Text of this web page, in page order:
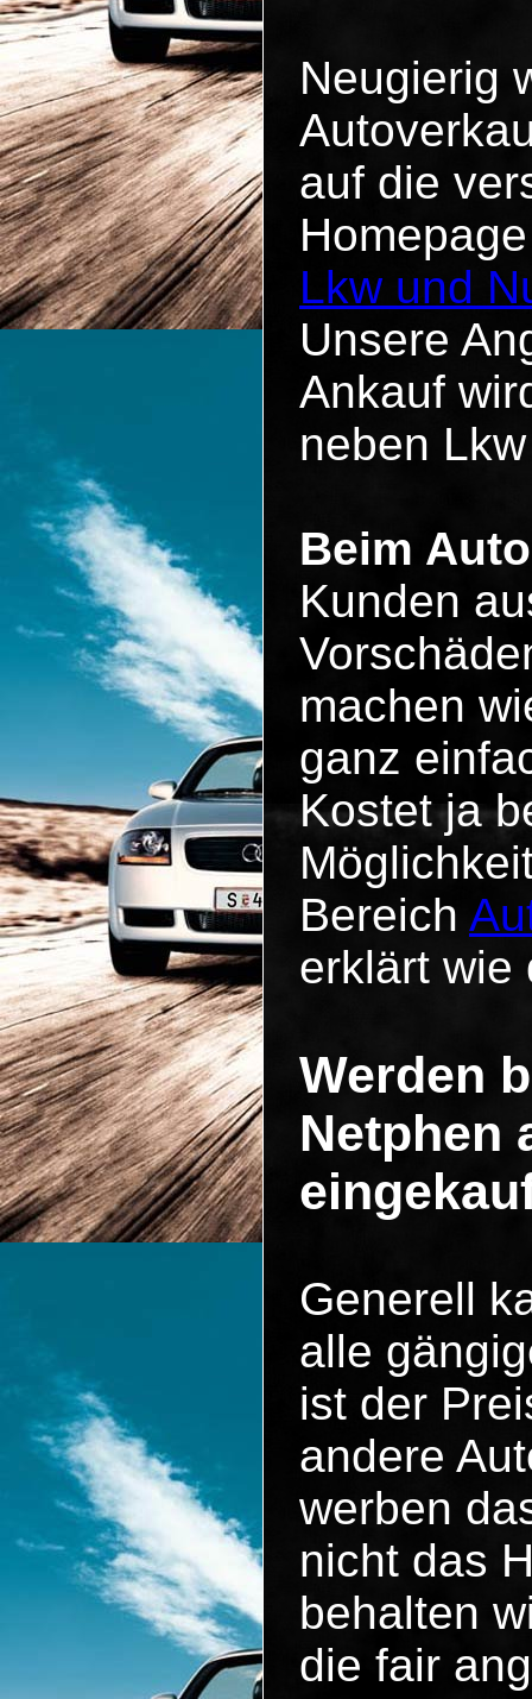
Neugierig
auf die
Lkw und
Unsere
Ankauf
neben
Beim
Kunden
machen
ganz
Kostet ja
Bereich
erklärt wie
Werden
Netphen
Generell
alle
ist der
andere
werben
nicht das
behalten
die fair